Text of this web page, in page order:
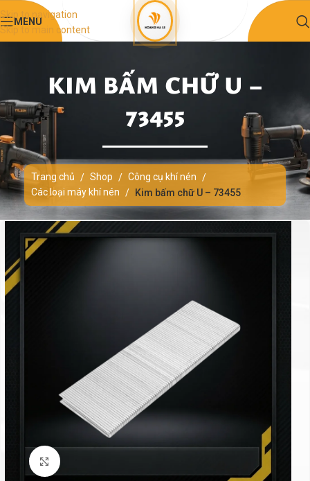
Skip to navigation
Skip to main content
MENU
KIM BẤM CHỮ U –
73455
Trang chủ / Shop / Công cụ khí nén /
Các loại máy khí nén / Kim bấm chữ U – 73455
Click to enlarge